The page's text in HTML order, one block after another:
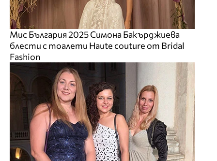
Мис България 2025 Симона Бакърджиева
блести с тоалети Haute couture от Bridal
Fashion